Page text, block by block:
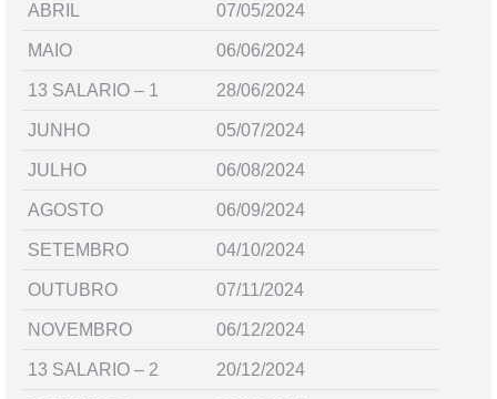
ABRIL 07/05/2024
MAIO 06/06/2024
13 SALARIO – 1 28/06/2024
JUNHO 05/07/2024
JULHO 06/08/2024
AGOSTO 06/09/2024
SETEMBRO 04/10/2024
OUTUBRO 07/11/2024
NOVEMBRO 06/12/2024
13 SALARIO – 2 20/12/2024